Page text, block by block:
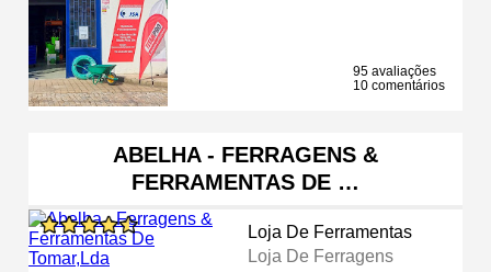
95 avaliações
10 comentários
ABELHA - FERRAGENS &
FERRAMENTAS DE …
Loja De Ferramentas
Loja De Ferragens